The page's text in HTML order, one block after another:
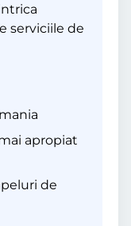
serviciile de
apropiat
de